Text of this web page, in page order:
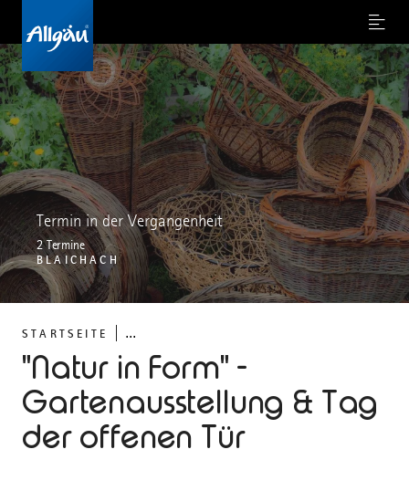
Menu
STARTSEITE ...
"Natur in Form" -
Gartenausstellung & Tag
der offenen Tür
Termin in der Vergangenheit
2 Termine
BLAICHACH